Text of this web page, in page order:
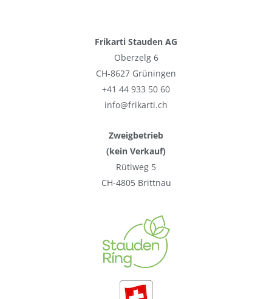
Frikarti Stauden AG
Oberzelg 6
CH-8627 Grüningen
+41 44 933 50 60
info@frikarti.ch
Zweigbetrieb
(kein Verkauf)
Rütiweg 5
CH-4805 Brittnau